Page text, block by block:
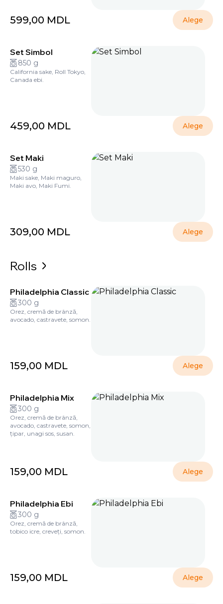
599,00 MDL Alege
Set Simbol
850 g
California sake, Roll Tokyo,
Canada ebi.
459,00 MDL Alege
Set Maki
530 g
Maki sake, Maki maguro,
Maki avo, Maki Fumi.
309,00 MDL Alege
Rolls
Philadelphia Classic
300 g
Orez, cremă de brânză,
avocado, castravete, somon.
159,00 MDL Alege
Philadelphia Mix
300 g
Orez, cremă de brânză,
avocado, castravete, somon,
țipar, unagi sos, susan.
159,00 MDL Alege
Philadelphia Ebi
300 g
Orez, cremă de brânză,
tobico icre, creveți, somon.
159,00 MDL Alege